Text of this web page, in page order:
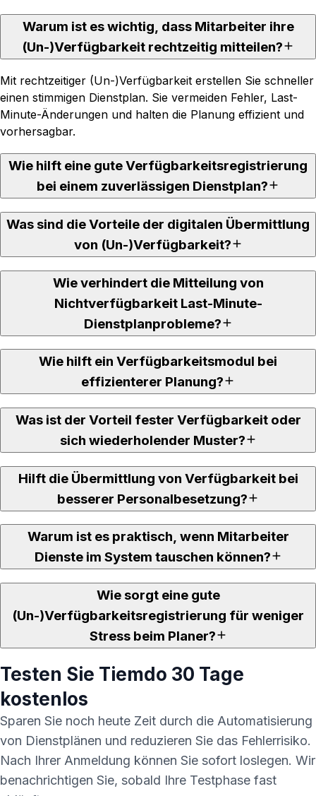
Warum ist es wichtig, dass Mitarbeiter ihre
(Un-)Verfügbarkeit rechtzeitig mitteilen?
Mit rechtzeitiger (Un-)Verfügbarkeit erstellen Sie schneller
einen stimmigen Dienstplan. Sie vermeiden Fehler, Last-
Minute-Änderungen und halten die Planung effizient und
vorhersagbar.
Wie hilft eine gute Verfügbarkeitsregistrierung
bei einem zuverlässigen Dienstplan?
Was sind die Vorteile der digitalen Übermittlung
von (Un-)Verfügbarkeit?
Wie verhindert die Mitteilung von
Nichtverfügbarkeit Last-Minute-
Dienstplanprobleme?
Wie hilft ein Verfügbarkeitsmodul bei
effizienterer Planung?
Was ist der Vorteil fester Verfügbarkeit oder
sich wiederholender Muster?
Hilft die Übermittlung von Verfügbarkeit bei
besserer Personalbesetzung?
Warum ist es praktisch, wenn Mitarbeiter
Dienste im System tauschen können?
Wie sorgt eine gute
(Un-)Verfügbarkeitsregistrierung für weniger
Stress beim Planer?
Testen Sie Tiemdo 30 Tage
kostenlos
Sparen Sie noch heute Zeit durch die Automatisierung
von Dienstplänen und reduzieren Sie das Fehlerrisiko.
Nach Ihrer Anmeldung können Sie sofort loslegen. Wir
benachrichtigen Sie, sobald Ihre Testphase fast